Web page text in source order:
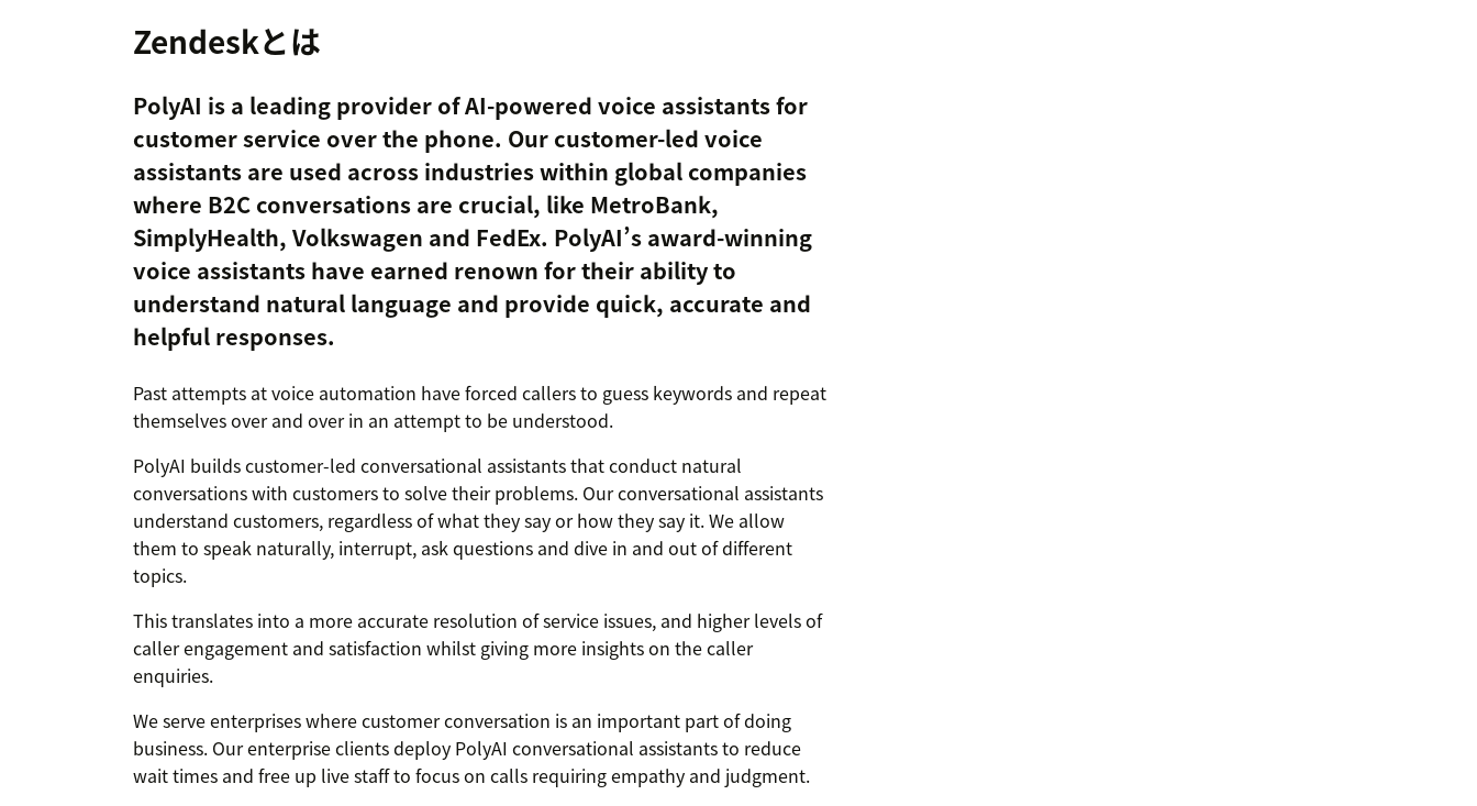
Zendeskとは
PolyAI is a leading provider of AI-powered voice assistants for
customer service over the phone. Our customer-led voice
assistants are used across industries within global companies
where B2C conversations are crucial, like MetroBank,
SimplyHealth, Volkswagen and FedEx. PolyAI’s award-winning
voice assistants have earned renown for their ability to
understand natural language and provide quick, accurate and
helpful responses.
Past attempts at voice automation have forced callers to guess keywords and repeat
themselves over and over in an attempt to be understood.
PolyAI builds customer-led conversational assistants that conduct natural
conversations with customers to solve their problems. Our conversational assistants
understand customers, regardless of what they say or how they say it. We allow
them to speak naturally, interrupt, ask questions and dive in and out of different
topics.
This translates into a more accurate resolution of service issues, and higher levels of
caller engagement and satisfaction whilst giving more insights on the caller
enquiries.
We serve enterprises where customer conversation is an important part of doing
business. Our enterprise clients deploy PolyAI conversational assistants to reduce
wait times and free up live staff to focus on calls requiring empathy and judgment.